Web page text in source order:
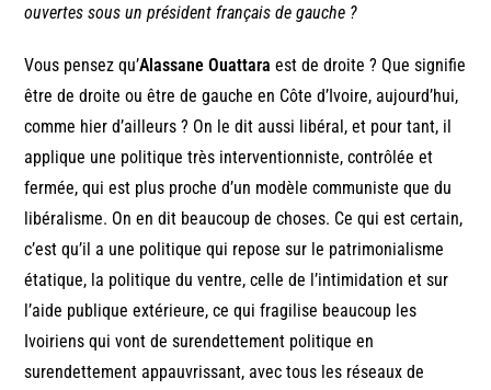
ouvertes sous un président français de gauche ?
Vous pensez qu’Alassane Ouattara est de droite ? Que signifie
être de droite ou être de gauche en Côte d’Ivoire, aujourd’hui,
comme hier d’ailleurs ? On le dit aussi libéral, et pour tant, il
applique une politique très interventionniste, contrôlée et
fermée, qui est plus proche d’un modèle communiste que du
libéralisme. On en dit beaucoup de choses. Ce qui est certain,
c’est qu’il a une politique qui repose sur le patrimonialisme
étatique, la politique du ventre, celle de l’intimidation et sur
l’aide publique extérieure, ce qui fragilise beaucoup les
Ivoiriens qui vont de surendettement politique en
surendettement appauvrissant, avec tous les réseaux de